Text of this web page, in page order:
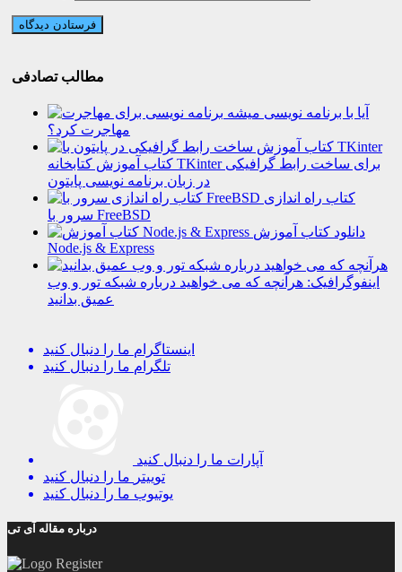
مطالب تصادفی
آیا با برنامه نویسی میشه
مهاجرت کرد؟
کتاب آموزش کتابخانه TKinter برای ساخت رابط گرافیکی
در زبان برنامه نویسی پایتون
کتاب راه اندازی
سرور با FreeBSD
دانلود کتاب آموزش
Node.js & Express
اینفوگرافیک: هرآنچه که می خواهید درباره شبکه تور و وب
عمیق بدانید
اینستاگرام ما را دنبال کنید
تلگرام ما را دنبال کنید
آپارات ما را دنبال کنید
توییتر ما را دنبال کنید
یوتیوب ما را دنبال کنید
درباره مقاله آی تی